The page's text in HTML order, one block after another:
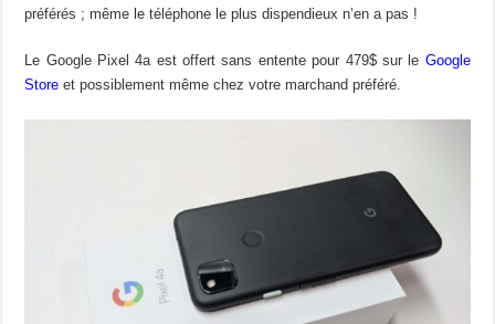
préférés ; même le téléphone le plus dispendieux n’en a pas !
Le Google Pixel 4a est offert sans entente pour 479$ sur le Google
Store et possiblement même chez votre marchand préféré.